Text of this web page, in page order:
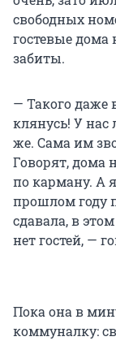
свободных
гостевые дома
забиты.
— Такого
клянусь! У
же. Сама им
Говорят, дома
по карману. А
прошлом году
сдавала, в
нет гостей, —
Пока она в
коммуналку: